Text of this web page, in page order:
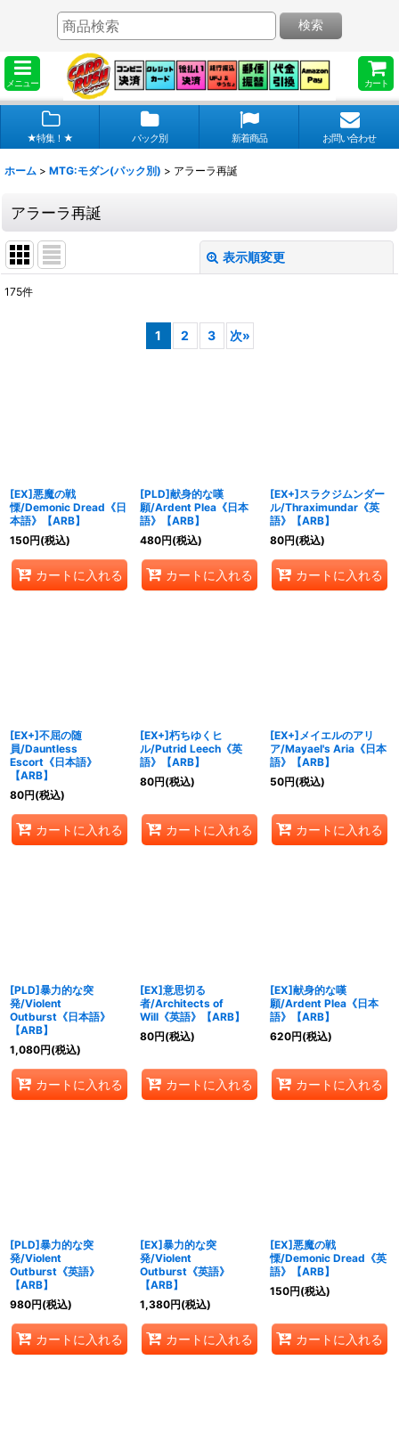
メニュー カート
検索
★特集！★ パック別 新着商品 お問い合わせ
ホーム > MTG:モダン(パック別) > アラーラ再誕
アラーラ再誕
表示順変更
175件
1 2 3 次»
[EX]悪魔の戦
慄/Demonic Dread《日
本語》【ARB】
150円(税込)
カートに入れる
[PLD]献身的な嘆
願/Ardent Plea《日本
語》【ARB】
480円(税込)
カートに入れる
[EX+]スラクジムンダー
ル/Thraximundar《英
語》【ARB】
80円(税込)
カートに入れる
[EX+]不屈の随
員/Dauntless
Escort《日本語》
【ARB】
80円(税込)
カートに入れる
[EX+]朽ちゆくヒ
ル/Putrid Leech《英
語》【ARB】
80円(税込)
カートに入れる
[EX+]メイエルのアリ
ア/Mayael's Aria《日本
語》【ARB】
50円(税込)
カートに入れる
[PLD]暴力的な突
発/Violent
Outburst《日本語》
【ARB】
1,080円(税込)
カートに入れる
[EX]意思切る
者/Architects of
Will《英語》【ARB】
80円(税込)
カートに入れる
[EX]献身的な嘆
願/Ardent Plea《日本
語》【ARB】
620円(税込)
カートに入れる
[PLD]暴力的な突
発/Violent
Outburst《英語》
【ARB】
980円(税込)
カートに入れる
[EX]暴力的な突
発/Violent
Outburst《英語》
【ARB】
1,380円(税込)
カートに入れる
[EX]悪魔の戦
慄/Demonic Dread《英
語》【ARB】
150円(税込)
カートに入れる